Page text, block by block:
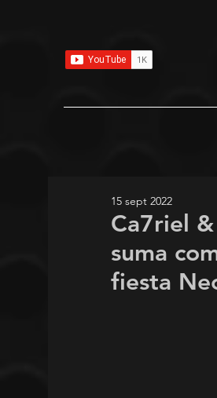
Ca7riel
suma
fiesta
15 sept 2022